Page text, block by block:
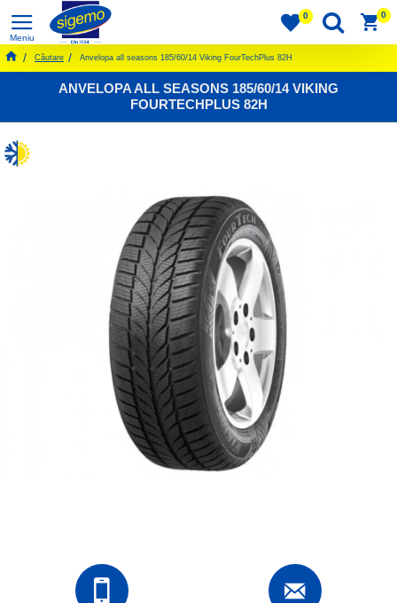
0 0
Căutare Anvelopa all seasons 185/60/14 Viking FourTechPlus 82H
ANVELOPA ALL SEASONS 185/60/14 VIKING
FOURTECHPLUS 82H